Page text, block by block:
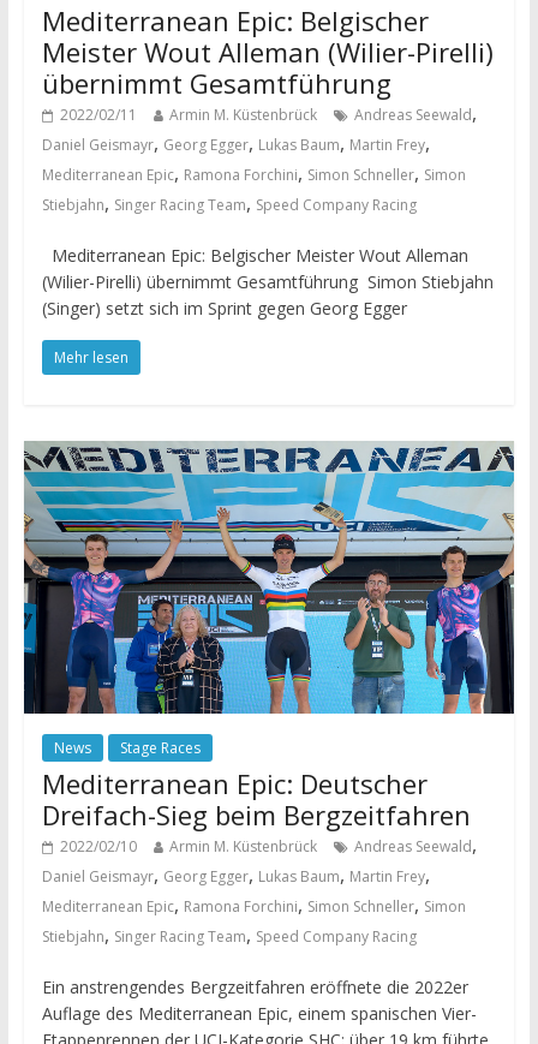
Mediterranean Epic: Belgischer
Meister Wout Alleman (Wilier-Pirelli)
übernimmt Gesamtführung
2022/02/11 Armin M. Küstenbrück Andreas Seewald,
Daniel Geismayr, Georg Egger, Lukas Baum, Martin Frey,
Mediterranean Epic, Ramona Forchini, Simon Schneller, Simon
Stiebjahn, Singer Racing Team, Speed Company Racing
Mediterranean Epic: Belgischer Meister Wout Alleman
(Wilier-Pirelli) übernimmt Gesamtführung Simon Stiebjahn
(Singer) setzt sich im Sprint gegen Georg Egger
Mehr lesen
News Stage Races
Mediterranean Epic: Deutscher
Dreifach-Sieg beim Bergzeitfahren
2022/02/10 Armin M. Küstenbrück Andreas Seewald,
Daniel Geismayr, Georg Egger, Lukas Baum, Martin Frey,
Mediterranean Epic, Ramona Forchini, Simon Schneller, Simon
Stiebjahn, Singer Racing Team, Speed Company Racing
Ein anstrengendes Bergzeitfahren eröffnete die 2022er
Auflage des Mediterranean Epic, einem spanischen Vier-